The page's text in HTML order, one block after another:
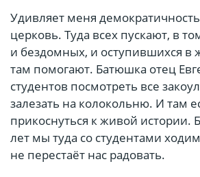
Удивляет меня
церковь. Туда всех пускают, в
и бездомных, и оступившихся в
там помогают. Батюшка отец
студентов посмотреть все
залезать на колокольню. И там
прикоснуться к живой истории.
лет мы туда со студентами
не перестаёт нас радовать.